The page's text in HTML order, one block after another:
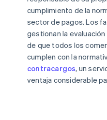
cumplimiento de la
sector de pagos. Los
gestionan la
de que todos los
cumplen con la
contracargos, un
ventaja considerable